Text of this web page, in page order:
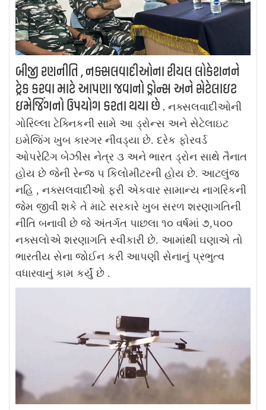
બીજી રણનીતિ , નક્સલવાદીઓના રીયલ લોકેશનને
ટ્રેક કરવા માટે આપણા જવાનો ડ્રોન્સ અને સેટેલાઇટ
ઇમેજિંગનો ઉપયોગ કરતા થયા છે . નક્સલવાદીઓની
ગોરિલ્લા ટેક્નિકની સામે આ ડ્રોન્સ અને સેટેલાઇટ
ઇમેજિંગ ખુબ કારગર નીવડ્યા છે. દરેક ફોરવર્ડ
ઓપરેટિંગ બેઝીસ નેત્ર ૩ અને ભારત ડ્રોન સાથે તૈનાત
હોય છે જેની રેન્જ ૫ કિલોમીટરની હોય છે. આટલુંજ
નહિ , નક્સલવાદીઓ ફરી એકવાર સામાન્ય નાગરિકની
જેમ જીવી શકે તે માટે સરકારે ખુબ સરળ શરણાગતિની
નીતિ બનાવી છે જે અંતર્ગત પાછલા ૧૦ વર્ષમાં ૭,૫૦૦
નક્સલોએ શરણાગતિ સ્વીકારી છે. આમાંથી ઘણાએ તો
ભારતીય સેના જોઈન કરી આપણી સેનાનું પ્રભુત્વ
વધારવાનું કામ કર્યું છે .